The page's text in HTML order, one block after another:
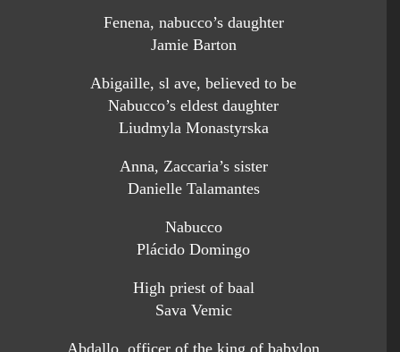
Fenena, nabucco’s daughter
Jamie Barton
Abigaille, sl ave, believed to be
Nabucco’s eldest daughter
Liudmyla Monastyrska
Anna, Zaccaria’s sister
Danielle Talamantes
Nabucco
Plácido Domingo
High priest of baal
Sava Vemic
Abdallo, officer of the king of babylon